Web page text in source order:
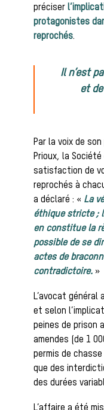
préciser
protagonistes
reprochés.
Il n’est
et
Par la voix de
Prioux, la Société
satisfaction de
reprochés à
a déclaré : « La
éthique stricte ;
en constitue la
possible de se
actes de
contradictoire. »
L’avocat
et selon
peines de prison
amendes (de 1
permis de
que des
des durées